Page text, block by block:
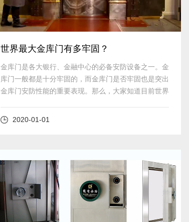
世界最大金库门有多牢固？
金库门是各大银行、金融中心的必备安防设备之一。金
库门​一般都是十分牢固的，而金库门是否牢固也是突出
金库门安防性能的重要表现。那么，大家知道目前世界
2020-01-01